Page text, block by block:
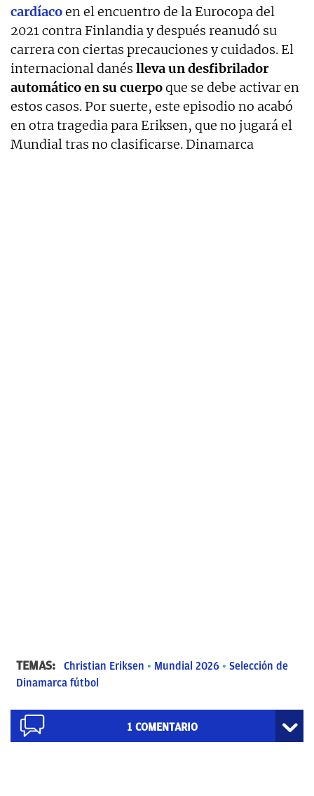
cardíacoen el encuentro de la Eurocopa del
2021 contra Finlandia y después reanudó su
carrera con ciertas precauciones y cuidados. El
internacional danés lleva un desfibrilador
automático en su cuerpoque se debe activar en
estos casos. Por suerte, este episodio no acabó
en otra tragedia para Eriksen, que no jugará el
Mundial tras no clasificarse. Dinamarca
TEMAS: Christian Eriksen Mundial 2026
Selección de
Dinamarca fútbol
1 COMENTARIO